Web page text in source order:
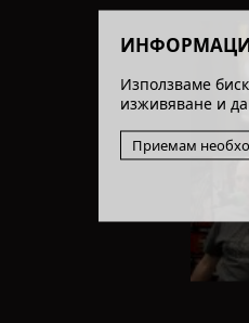
Използваме
изживяване и
Приемам